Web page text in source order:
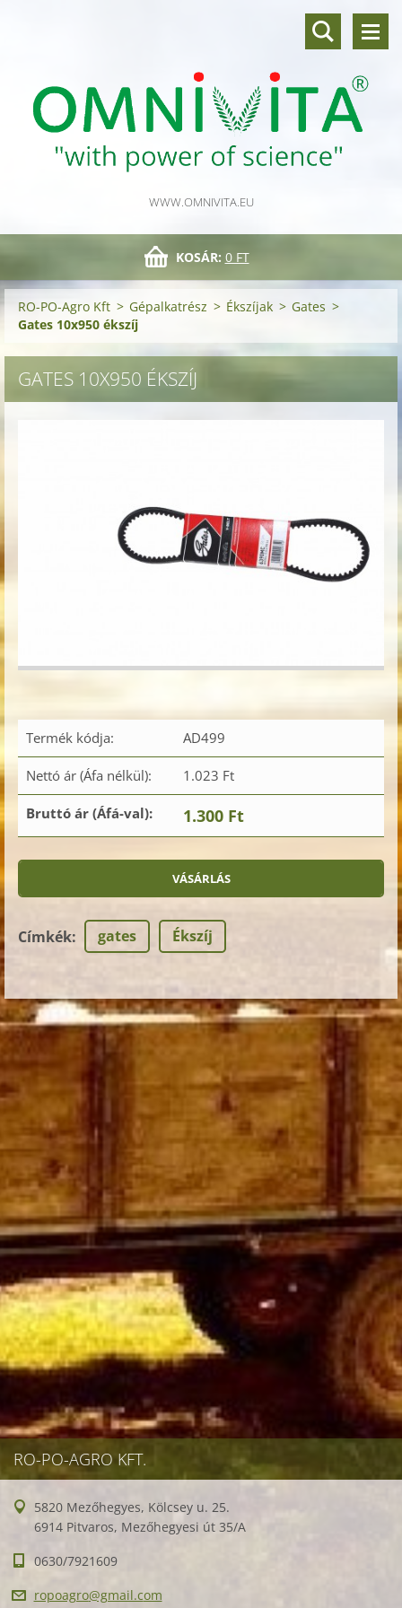
WWW.OMNIVITA.EU
KOSÁR: 0 FT
RO-PO-Agro Kft > Gépalkatrész > Ékszíjak > Gates >
Gates 10x950 ékszíj
GATES 10X950 ÉKSZÍJ
Termék kódja: AD499
Nettó ár (Áfa nélkül): 1.023 Ft
Bruttó ár (Áfá-val): 1.300 Ft
Címkék: gates Ékszíj
RO-PO-AGRO KFT.
5820 Mezőhegyes, Kölcsey u. 25.
6914 Pitvaros, Mezőhegyesi út 35/A
0630/7921609
ropoagro@gmail.com